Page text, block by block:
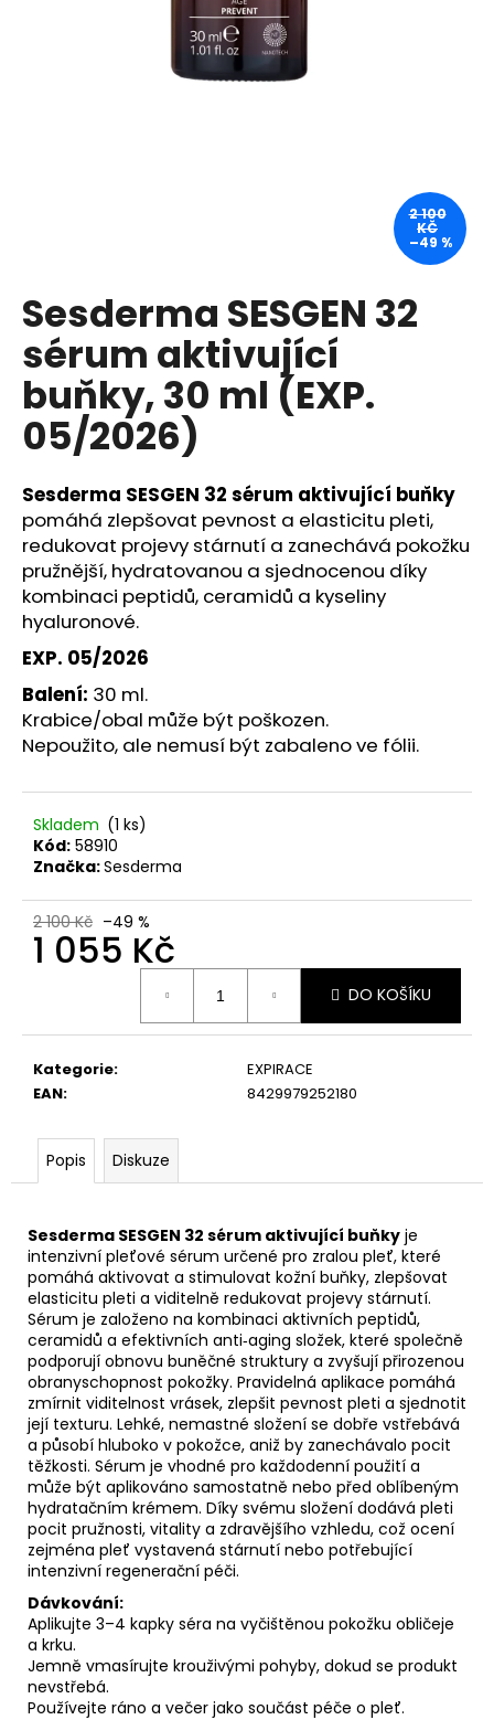
Sesderma SESGEN 32
sérum aktivující
buňky, 30 ml (EXP.
05/2026)
Sesderma SESGEN 32 sérum aktivující buňky
pomáhá zlepšovat pevnost a elasticitu pleti,
redukovat projevy stárnutí a zanechává pokožku
pružnější, hydratovanou a sjednocenou díky
kombinaci peptidů, ceramidů a kyseliny
hyaluronové.
EXP. 05/2026
Balení: 30 ml.
Krabice/obal může být poškozen.
Nepoužito, ale nemusí být zabaleno ve fólii.
Skladem (1 ks)
Kód: 58910
Značka:Sesderma
2 100 Kč –49 %
1 055 Kč
DO KOŠÍKU
Kategorie:
EXPIRACE
EAN: 8429979252180
2 100
KČ
–49 %
Popis Diskuze
Sesderma SESGEN 32 sérum aktivující buňky je
intenzivní pleťové sérum určené pro zralou pleť, které
pomáhá aktivovat a stimulovat kožní buňky, zlepšovat
elasticitu pleti a viditelně redukovat projevy stárnutí.
Sérum je založeno na kombinaci aktivních peptidů,
ceramidů a efektivních anti‑aging složek, které společně
podporují obnovu buněčné struktury a zvyšují přirozenou
obranyschopnost pokožky. Pravidelná aplikace pomáhá
zmírnit viditelnost vrásek, zlepšit pevnost pleti a sjednotit
její texturu. Lehké, nemastné složení se dobře vstřebává
a působí hluboko v pokožce, aniž by zanechávalo pocit
těžkosti. Sérum je vhodné pro každodenní použití a
může být aplikováno samostatně nebo před oblíbeným
hydratačním krémem. Díky svému složení dodává pleti
pocit pružnosti, vitality a zdravějšího vzhledu, což ocení
zejména pleť vystavená stárnutí nebo potřebující
intenzivní regenerační péči.
Dávkování:
Aplikujte 3–4 kapky séra na vyčištěnou pokožku obličeje
a krku.
Jemně vmasírujte krouživými pohyby, dokud se produkt
nevstřebá.
Používejte ráno a večer jako součást péče o pleť.
D
o
p
o
r
č
u
j
e
m
e
BEAUTY
OF
JOSEON
ZMATŇUJÍCÍ
TYČINKA
SUN
STICK
MUGWORT
CAMELIA
18
G
80
Kč